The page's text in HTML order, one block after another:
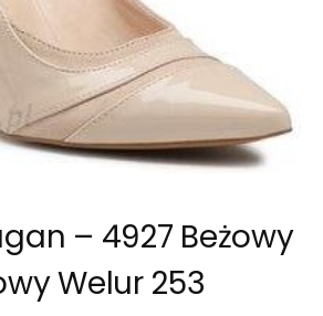
– 4927 Beżowy
Welur 253